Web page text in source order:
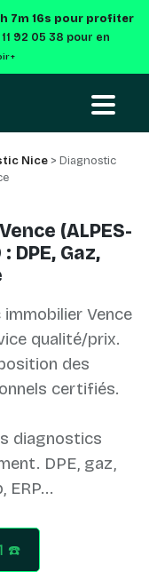
7m 16s pour profiter
92 05 38 pour en
+
Nice> Diagnostic
(ALPES-
DPE, Gaz,
Vence
qualité/prix.
des
certifiés.
diagnostics
DPE, gaz,
☎️